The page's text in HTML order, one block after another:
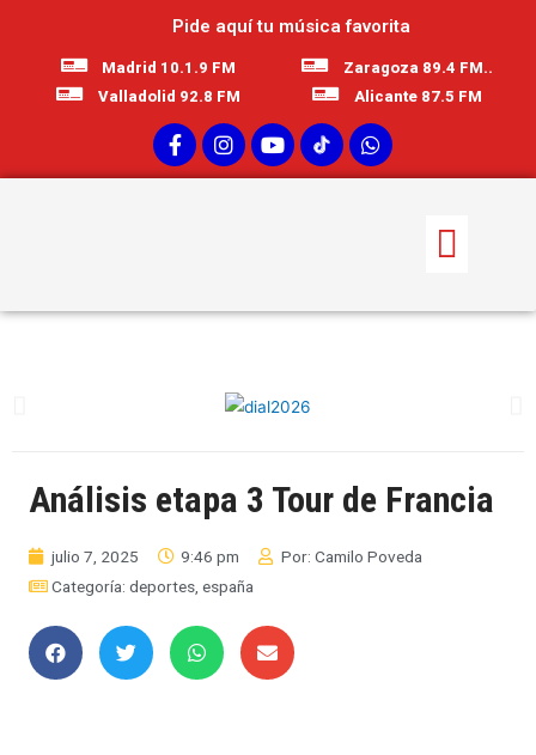
Pide aquí tu música favorita
Madrid 10.1.9 FM
Valladolid 92.8 FM
Zaragoza 89.4 FM..
Alicante 87.5 FM
Análisis etapa 3 Tour de Francia
julio 7, 2025 9:46 pm Por: Camilo Poveda
Categoría: deportes españa